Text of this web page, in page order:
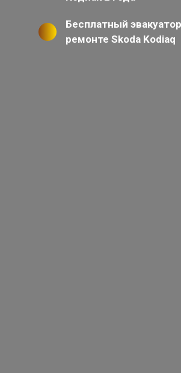
Бесплатный
ремонте Skoda Kodiaq